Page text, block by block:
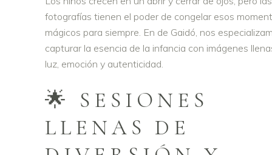
fotografías tienen el poder de congelar esos
mágicos para siempre. En de Gaidó, nos
capturar la esencia de la infancia con imágenes
luz, emoción y autenticidad.
🌟 SESIONES
LLENAS DE